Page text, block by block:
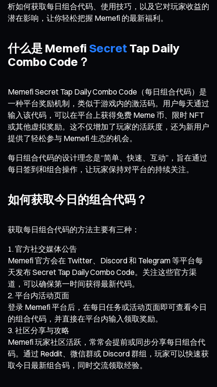
析如何获取每日组合代码、使用技巧，以及它对玩家收益的
潜在影响，让你轻松把握 Memefi 的最新福利。
什么是 Memefi Secret Tap Daily
Combo Code？
Memefi Secret Tap Daily Combo Code（每日组合代码）是
一种平台奖励机制，类似于游戏内的激活码。用户每天通过
输入该代码，可以在平台上获得免费 Meme 币、限时 NFT
或其他虚拟奖励。这不仅增加了玩家的活跃度，还为新用户
提供了轻松参与 Memefi 生态的机会。
每日组合代码的设计理念是“简单、快速、互动”，旨在通过
每日签到和组合操作，让玩家保持对平台的持续关注。
如何获取今日的组合代码？
获取每日组合代码的方法主要有三种：
官方社交媒体公告
Memefi 官方会在 Twitter、Discord 和 Telegram 等平台每
天发布 Secret Tap Daily Combo Code。关注这些官方渠
道，可以确保第一时间获得最新代码。
平台内活动页面
登录 Memefi 平台后，在每日任务或活动页面即可查看今日
的组合代码，并直接在平台内输入领取奖励。
社区分享与攻略
Memefi 玩家社区活跃，常常会提前或同步分享每日组合代
码。通过 Reddit、微信群或 Discord 群组，玩家可以快速获
取今日最新组合码，同时交流领取经验。